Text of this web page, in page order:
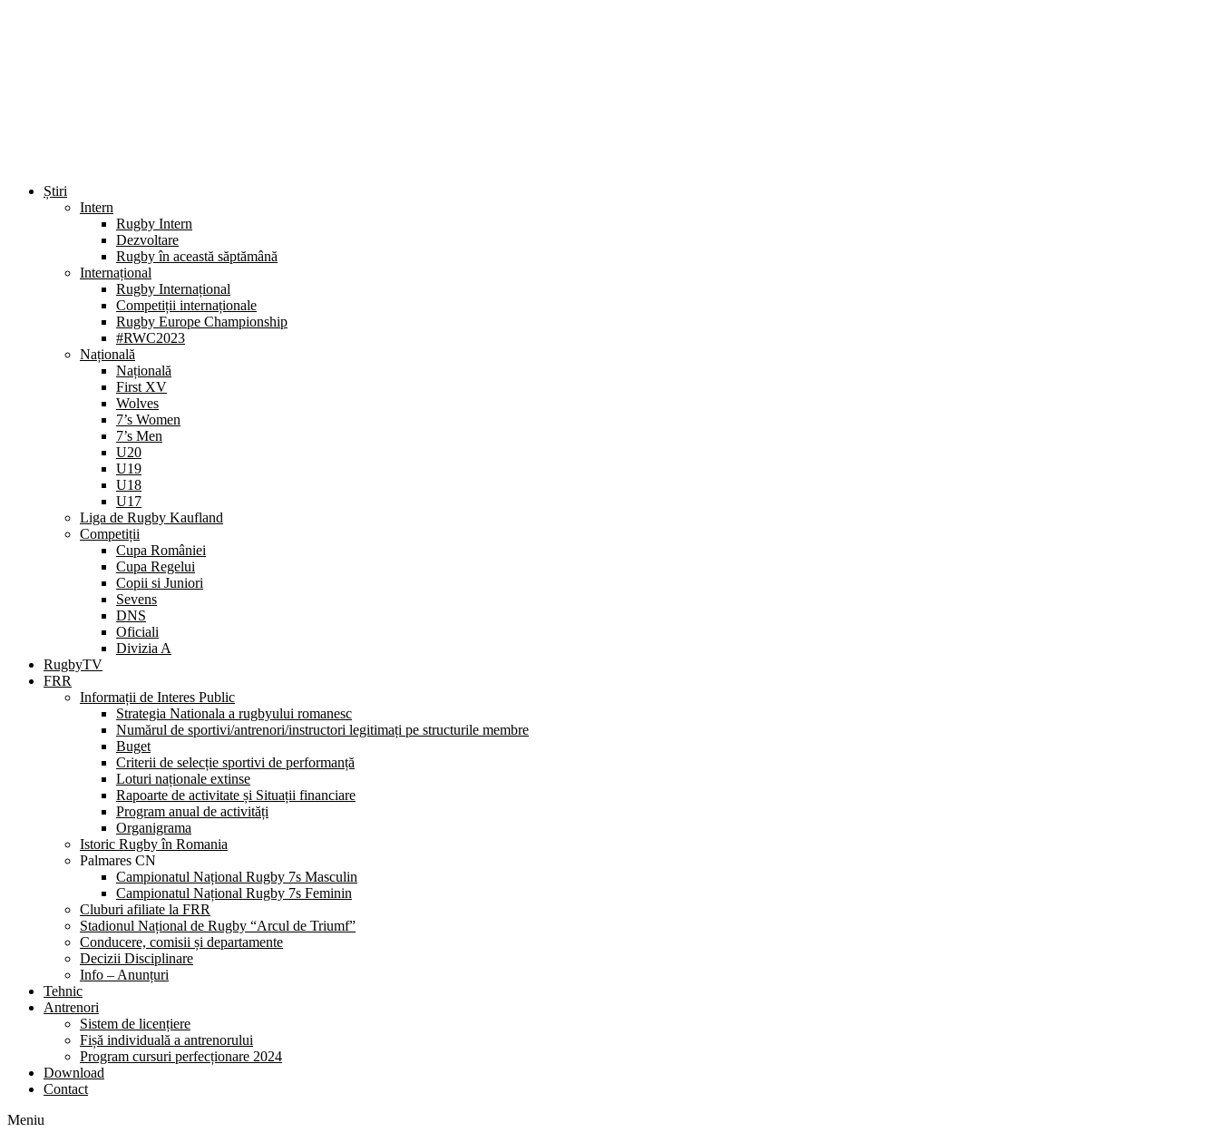
Știri
Intern
Rugby Intern
Dezvoltare
Rugby în această săptămână
Internațional
Rugby Internațional
Competiții internaționale
Rugby Europe Championship
#RWC2023
Națională
Națională
First XV
Wolves
7’s Women
7’s Men
U20
U19
U18
U17
Liga de Rugby Kaufland
Competiții
Cupa României
Cupa Regelui
Copii si Juniori
Sevens
DNS
Oficiali
Divizia A
RugbyTV
FRR
Informații de Interes Public
Strategia Nationala a rugbyului romanesc
Numărul de sportivi/antrenori/instructori legitimați pe structurile membre
Buget
Criterii de selecție sportivi de performanță
Loturi naționale extinse
Rapoarte de activitate și Situații financiare
Program anual de activități
Organigrama
Istoric Rugby în Romania
Palmares CN
Campionatul Național Rugby 7s Masculin
Campionatul Național Rugby 7s Feminin
Cluburi afiliate la FRR
Stadionul Național de Rugby “Arcul de Triumf”
Conducere, comisii și departamente
Decizii Disciplinare
Info – Anunțuri
Tehnic
Antrenori
Sistem de licențiere
Fișă individuală a antrenorului
Program cursuri perfecționare 2024
Download
Contact
Meniu